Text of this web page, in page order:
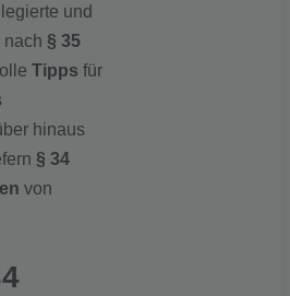
und
nach § 35
Tipps für
hinaus
§ 34
von